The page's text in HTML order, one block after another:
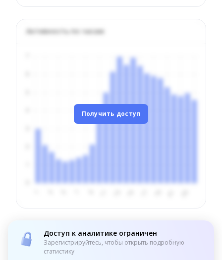
Активность по часам
Получить доступ
Доступ к аналитике ограничен
Зарегистрируйтесь, чтобы открыть подробную
статистику